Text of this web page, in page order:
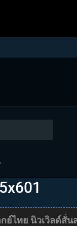
ย์ไทย นิวเวิลด์สั่